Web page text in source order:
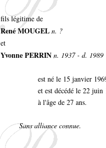
fils légitime de
René MOUGEL n. ?
et
Yvonne PERRIN n. 1937 - d. 1989
est né le 15 janvier
et est décédé le 22 juin
à l'âge de 27 ans.
Sans alliance connue.